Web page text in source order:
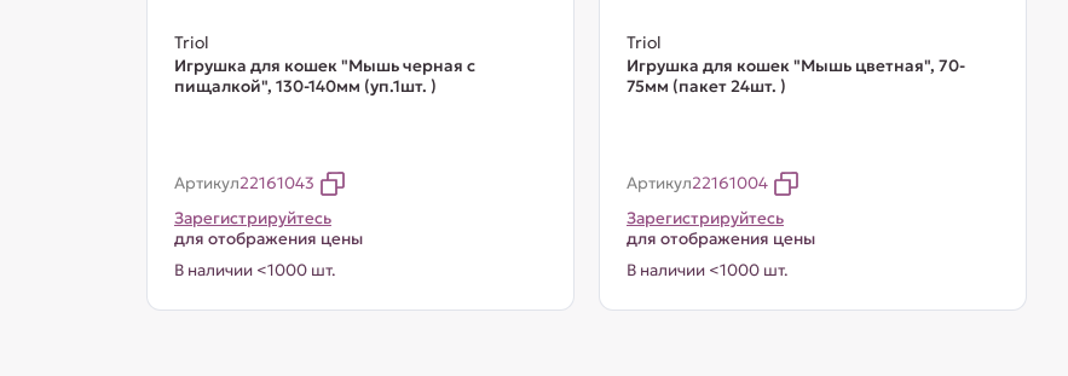
Triol
Игрушка для кошек "Мышь черная с
пищалкой", 130-140мм (уп.1шт. )
Артикул22161043
Зарегистрируйтесь
для отображения цены
В наличии <1000 шт.
Triol
Игрушка для кошек "Мышь цветная", 70-
75мм (пакет 24шт. )
Артикул22161004
Зарегистрируйтесь
для отображения цены
В наличии <1000 шт.